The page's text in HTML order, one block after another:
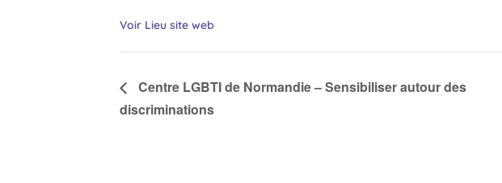
Voir Lieu site web
Centre LGBTI de Normandie – Sensibiliser autour des
discriminations